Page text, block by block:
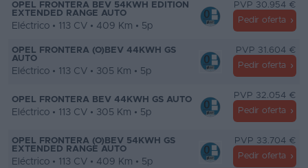
OPEL FRONTERA BEV 54KWH EDITION
EXTENDED RANGE AUTO
Eléctrico • 113 CV • 409 Km • 5p
PVP 30.954 €
Pedir oferta
OPEL FRONTERA (O)BEV 44KWH GS
AUTO
Eléctrico • 113 CV • 305 Km • 5p
PVP 31.604 €
Pedir oferta
OPEL FRONTERA BEV 44KWH GS AUTO
Eléctrico • 113 CV • 305 Km • 5p
PVP 32.054 €
Pedir oferta
OPEL FRONTERA (O)BEV 54KWH GS
EXTENDED RANGE AUTO
Eléctrico • 113 CV • 409 Km • 5p
PVP 33.704 €
Pedir oferta